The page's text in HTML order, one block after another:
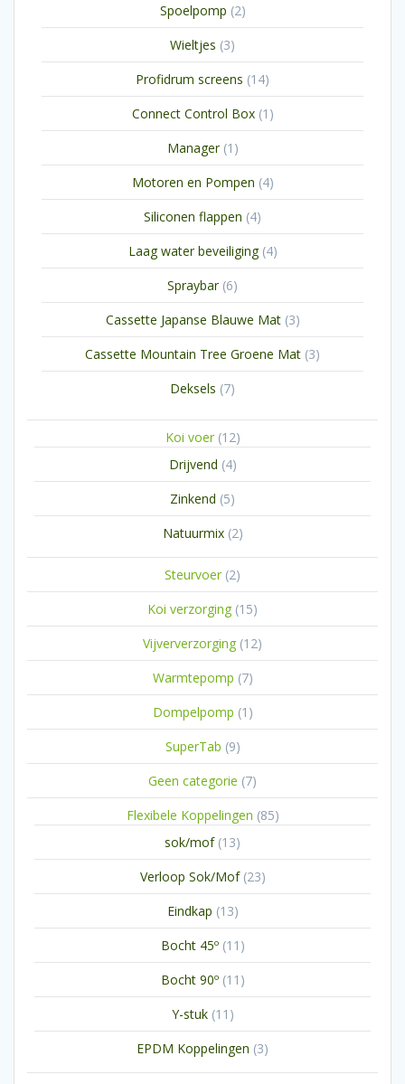
Spoelpomp 22
producten
Wieltjes 33
producten
Profidrum screens 1414
producten
Connect Control Box 1 1
product
Manager 1 1
product
Motoren en Pompen 44
producten
Siliconen flappen 44
producten
Laag water beveiliging 44
producten
Spraybar 66
producten
Cassette Japanse Blauwe Mat 33
producten
Cassette Mountain Tree Groene Mat 33
producten
Deksels 77
Koi voer 1212
Drijvend 44
producten
Zinkend 55
producten
Natuurmix 22
Steurvoer 22
producten
Koi verzorging 1515
producten
Vijververzorging 1212
producten
Warmtepomp 77
producten
Dompelpomp 1 1
product
SuperTab 99
producten
Geen categorie 77
producten
Flexibele Koppelingen 8585
sok/mof 1313
producten
Verloop Sok/Mof 2323
producten
Eindkap 1313
producten
Bocht 45º 11 11
producten
Bocht 90º 11 11
producten
Y-stuk 11 11
producten
EPDM Koppelingen 33